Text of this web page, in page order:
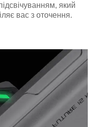
який
вас з оточення.